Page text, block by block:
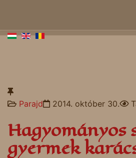
Parajd 2014. október 30.
Hagyományos
gyermek